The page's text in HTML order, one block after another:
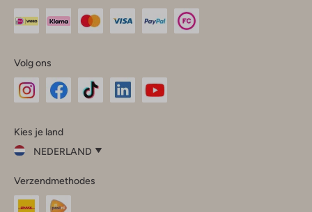
Volg ons
InstagramFacebook
Kies je land
NEDERLAND
je
land
Verzendmethodes